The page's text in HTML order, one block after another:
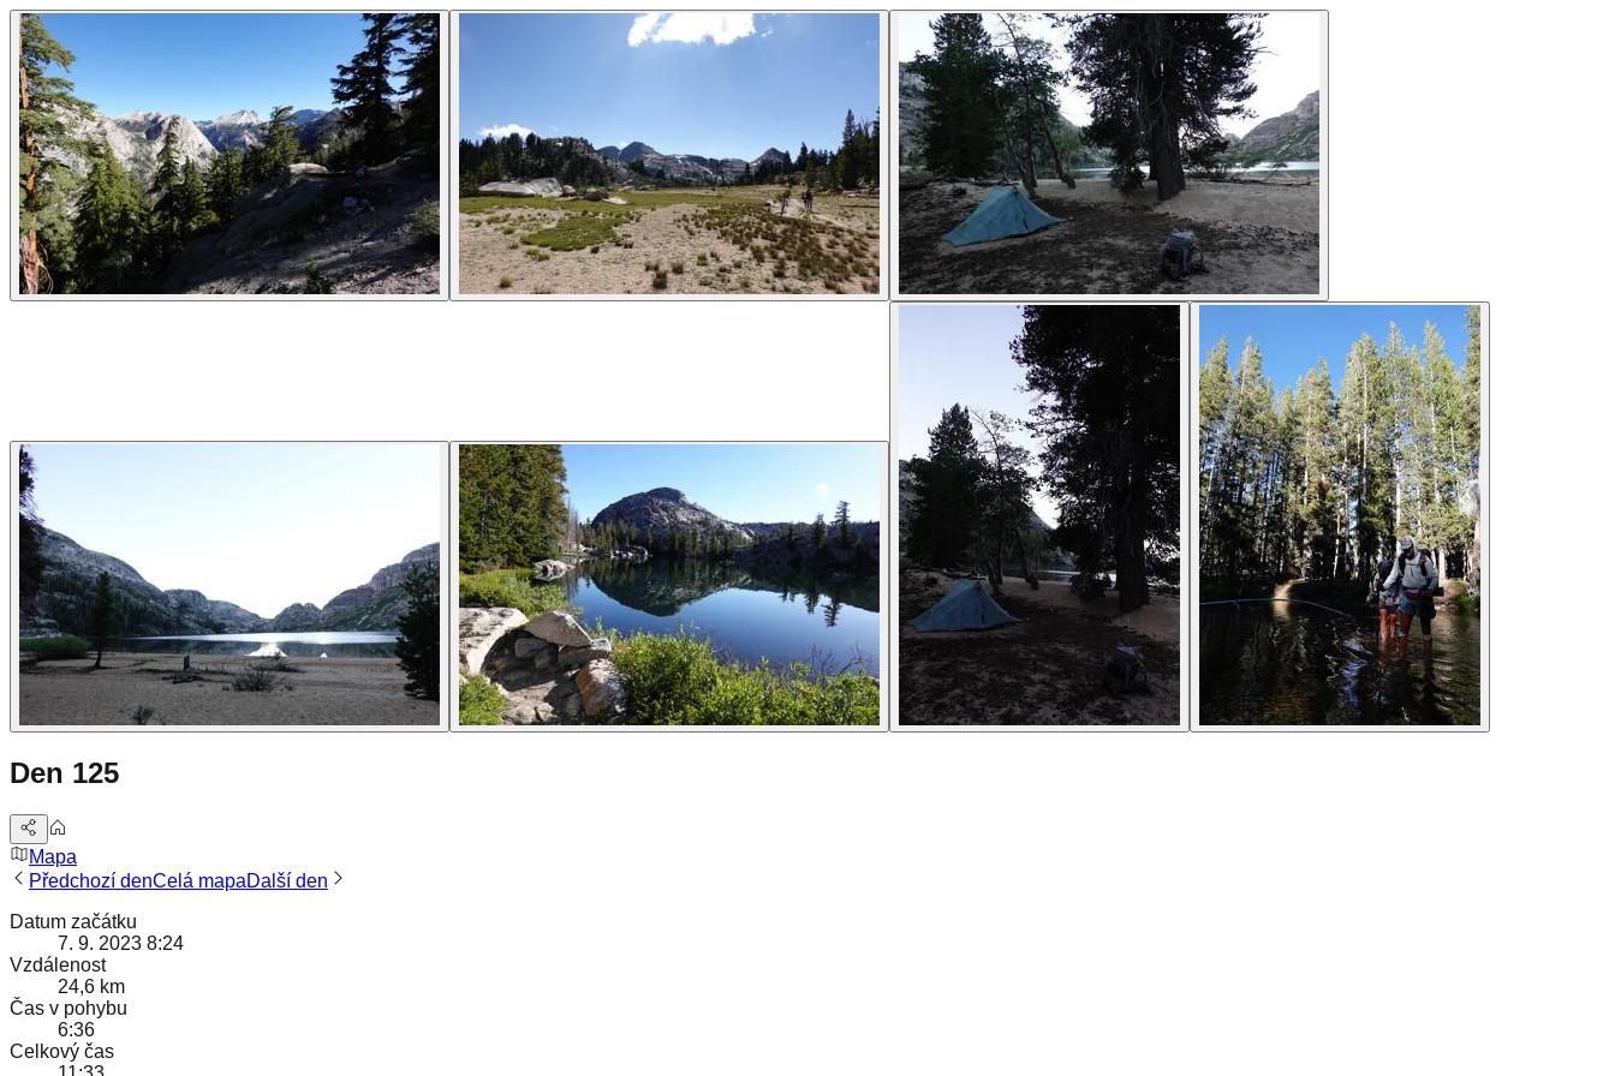
Den 125
Mapa
Předchozí denCelá mapaDalší den
Datum začátku
7. 9. 2023 8:24
Vzdálenost
24,6 km
Čas v pohybu
6:36
Celkový čas